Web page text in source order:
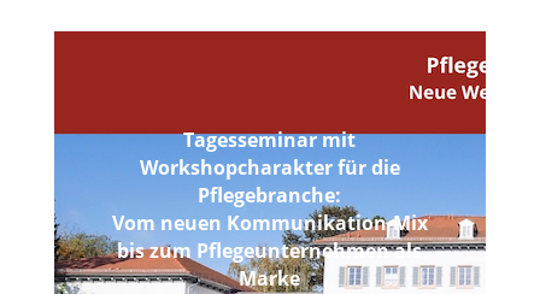
Tagesseminar mit
Workshopcharakter für die
Pflegebranche:
Vom neuen Kommunikation-Mix
bis zum Pflegeunternehmen als
Marke